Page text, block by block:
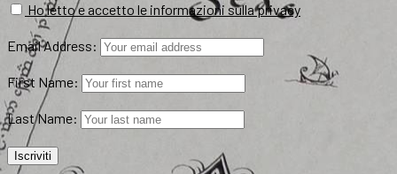
Ho letto e accetto le informazioni sulla privacy
Email Address:
First Name:
Last Name: